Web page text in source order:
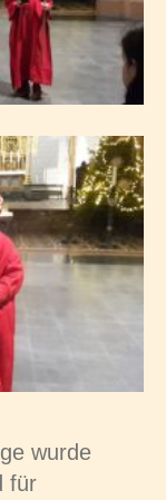
wurde
für